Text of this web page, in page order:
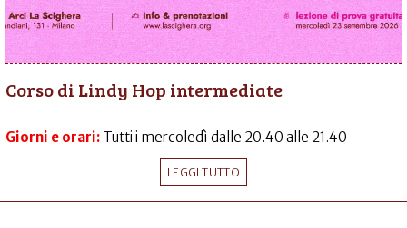
Corso di Lindy Hop intermediate
Giorni e orari: Tutti i mercoledì dalle 20.40 alle 21.40
LEGGI TUTTO